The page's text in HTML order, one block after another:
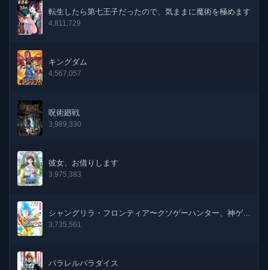
転生したら第七王子だったので、気ままに魔術を極めます
4,811,729
キングダム
4,567,057
呪術廻戦
3,989,330
彼女、お借りします
3,975,383
シャングリラ・フロンティア〜クソゲーハンター、神ゲー
に挑まんとす〜
3,735,561
パラレルパラダイス